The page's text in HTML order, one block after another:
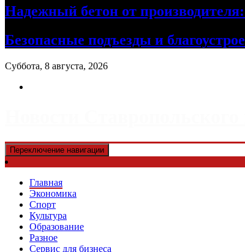
Надежный бетон от
Безопасные подъезды и
Суббота, 8 августа, 2026
Переключение навигации
Главная
Экономика
Спорт
Культура
Образование
Разное
Сервис для бизнеса